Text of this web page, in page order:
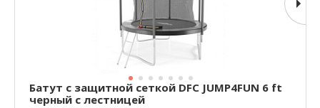
Батут с защитной сеткой DFC JUMP4FUN 6 ft
черный с лестницей